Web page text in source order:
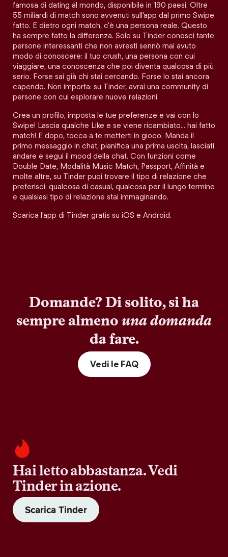
famosa di dating al mondo, disponibile in 190 paesi. Oltre
55 miliardi di match sono avvenuti sull'app dal primo Swipe
fatto. E dietro ogni match, c'è una persona reale. Questo
ha sempre fatto la differenza. Solo su Tinder conosci tante
persone interessanti che non avresti sennò mai avuto
modo di conoscere: il tuo crush, una persona con cui
viaggiare, una conoscenza che poi diventa qualcosa di più
serio. Forse sai già chi stai cercando. Forse lo stai ancora
capendo. Non importa: su Tinder, avrai una community di
persone con cui esplorare nuove relazioni.
Crea un profilo, imposta le tue preferenze e vai con lo
Swipe! Lascia qualche Like e se viene ricambiato… hai fatto
match! E dopo, tocca a te metterti in gioco. Manda il
primo messaggio in chat, pianifica una prima uscita, lasciati
andare e segui il mood della chat. Con funzioni come
Double Date, Modalità Music Match, Passport, Affinità e
molte altre, su Tinder puoi trovare il tipo di relazione che
preferisci: qualcosa di casual, qualcosa per il lungo termine
e qualsiasi tipo di relazione stai immaginando.
Scarica l'app di Tinder gratis su iOS e Android.
Domande? Di solito, si ha
sempre almeno una domanda
da fare.
Vedi le FAQ
Hai letto abbastanza. Vedi
Tinder in azione.
Scarica Tinder